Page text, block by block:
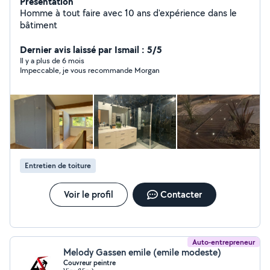
Homme à tout faire avec 10 ans d'expérience dans le
bâtiment
Dernier avis laissé par Ismail : 5/5
Il y a plus de 6 mois
Impeccable, je vous recommande Morgan
Entretien de toiture
Voir le profil Contacter
Auto-entrepreneur
Melody Gassen emile (emile modeste)
Couvreur peintre